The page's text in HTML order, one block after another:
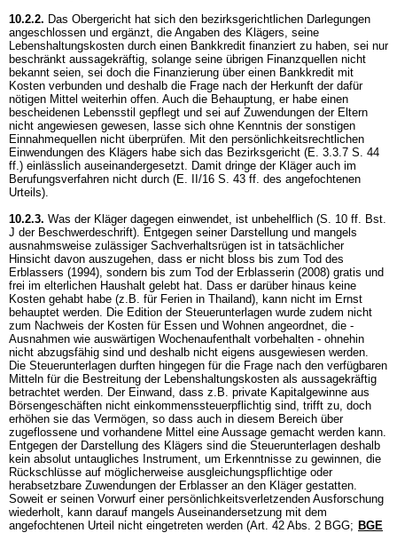
10.2.2. Das Obergericht hat sich den bezirksgerichtlichen Darlegungen
angeschlossen und ergänzt, die Angaben des Klägers, seine
Lebenshaltungskosten durch einen Bankkredit finanziert zu haben, sei nur
beschränkt aussagekräftig, solange seine übrigen Finanzquellen nicht
bekannt seien, sei doch die Finanzierung über einen Bankkredit mit
Kosten verbunden und deshalb die Frage nach der Herkunft der dafür
nötigen Mittel weiterhin offen. Auch die Behauptung, er habe einen
bescheidenen Lebensstil gepflegt und sei auf Zuwendungen der Eltern
nicht angewiesen gewesen, lasse sich ohne Kenntnis der sonstigen
Einnahmequellen nicht überprüfen. Mit den persönlichkeitsrechtlichen
Einwendungen des Klägers habe sich das Bezirksgericht (E. 3.3.7 S. 44
ff.) einlässlich auseinandergesetzt. Damit dringe der Kläger auch im
Berufungsverfahren nicht durch (E. II/16 S. 43 ff. des angefochtenen
Urteils).
10.2.3. Was der Kläger dagegen einwendet, ist unbehelflich (S. 10 ff. Bst.
J der Beschwerdeschrift). Entgegen seiner Darstellung und mangels
ausnahmsweise zulässiger Sachverhaltsrügen ist in tatsächlicher
Hinsicht davon auszugehen, dass er nicht bloss bis zum Tod des
Erblassers (1994), sondern bis zum Tod der Erblasserin (2008) gratis und
frei im elterlichen Haushalt gelebt hat. Dass er darüber hinaus keine
Kosten gehabt habe (z.B. für Ferien in Thailand), kann nicht im Ernst
behauptet werden. Die Edition der Steuerunterlagen wurde zudem nicht
zum Nachweis der Kosten für Essen und Wohnen angeordnet, die -
Ausnahmen wie auswärtigen Wochenaufenthalt vorbehalten - ohnehin
nicht abzugsfähig sind und deshalb nicht eigens ausgewiesen werden.
Die Steuerunterlagen durften hingegen für die Frage nach den verfügbaren
Mitteln für die Bestreitung der Lebenshaltungskosten als aussagekräftig
betrachtet werden. Der Einwand, dass z.B. private Kapitalgewinne aus
Börsengeschäften nicht einkommenssteuerpflichtig sind, trifft zu, doch
erhöhen sie das Vermögen, so dass auch in diesem Bereich über
zugeflossene und vorhandene Mittel eine Aussage gemacht werden kann.
Entgegen der Darstellung des Klägers sind die Steuerunterlagen deshalb
kein absolut untaugliches Instrument, um Erkenntnisse zu gewinnen, die
Rückschlüsse auf möglicherweise ausgleichungspflichtige oder
herabsetzbare Zuwendungen der Erblasser an den Kläger gestatten.
Soweit er seinen Vorwurf einer persönlichkeitsverletzenden Ausforschung
wiederholt, kann darauf mangels Auseinandersetzung mit dem
angefochtenen Urteil nicht eingetreten werden (Art. 42 Abs. 2 BGG; BGE